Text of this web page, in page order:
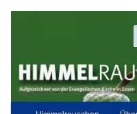
Aufgezeichnet von der
Hauptmenü